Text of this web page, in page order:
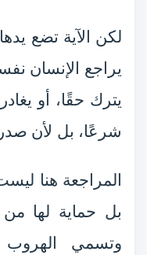
لكن الآية تضع
يراجع الإنسان
يترك حقًا، أو
شرعًا، بل لأن
المراجعة هنا
بل حماية لها
وتسمي